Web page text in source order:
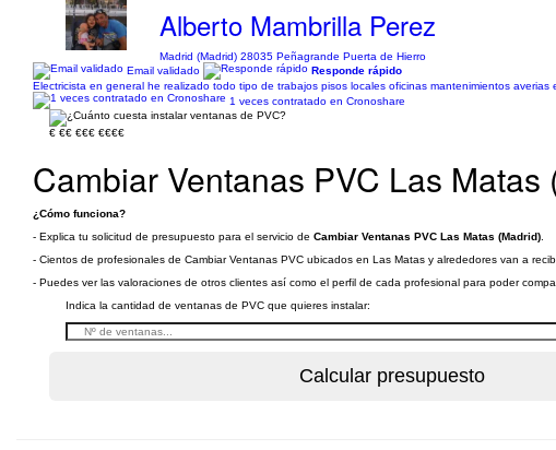
Alberto Mambrilla Perez
Madrid (Madrid) 28035 Peñagrande Puerta de Hierro
Email validado
Responde rápido
Electricista en general he realizado todo tipo de trabajos pisos locales oficinas mantenimientos
1 veces contratado en Cronoshare
€ €€ €€€ €€€€
Cambiar Ventanas PVC Las Matas
¿Cómo funciona?
- Explica tu solicitud de presupuesto para el servicio de Cambiar Ventanas PVC Las Matas (Madrid)
- Cientos de profesionales de Cambiar Ventanas PVC ubicados en Las Matas y alrededores van a
- Puedes ver las valoraciones de otros clientes así como el perfil de cada profesional para poder
Indica la cantidad de ventanas de PVC que quieres instalar: